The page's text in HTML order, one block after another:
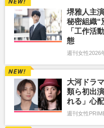
堺雅人主
秘密組織“
「工作活
態
週刊女性2026
大河ドラ
類ら初出
れる」心
週刊女性